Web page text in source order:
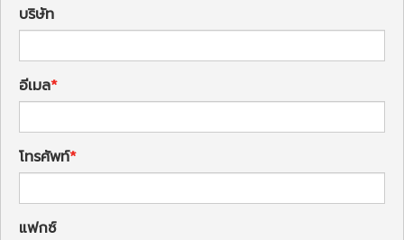
บริษัท
อีเมล
โทรศัพท์
แฟกซ์